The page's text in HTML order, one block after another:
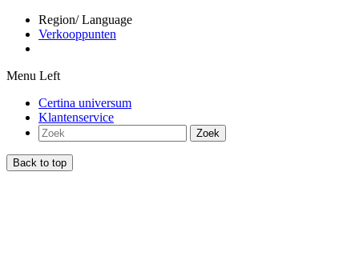
Region/ Language
Verkooppunten
Menu Left
Certina universum
Klantenservice
Zoek
Back to top